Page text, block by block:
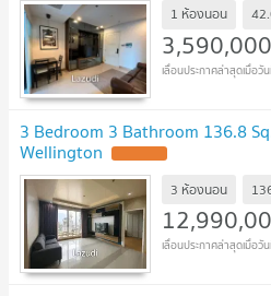
1 ห้องนอน
3,590,000
3 Bedroom 3 Bathroom 136.8
Wellington
3 ห้องนอน